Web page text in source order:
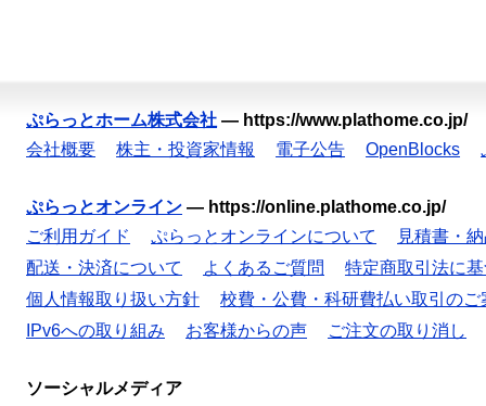
ぷらっとホーム株式会社 — https://www.plathome.co.jp/
会社概要
株主・投資家情報 電子公告 OpenBlocks
ぷらっとオンライン — https://online.plathome.co.jp/
ご利用ガイド
ぷらっとオンラインについて
見積書・
配送・決済について
よくあるご質問
特定商取引法に
個人情報取り扱い方針
校費・公費・科研費払い取引のご
IPv6への取り組み
お客様からの声 ご注文の取り消し
ソーシャルメディア